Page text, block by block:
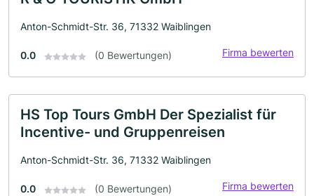
Anton-Schmidt-Str. 36, 71332 Waiblingen
0.0 (0 Bewertungen) Firma bewerten
HS Top Tours GmbH Der Spezialist für
Incentive- und Gruppenreisen
Anton-Schmidt-Str. 36, 71332 Waiblingen
0.0 (0 Bewertungen) Firma bewerten